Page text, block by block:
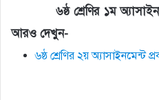
৬ষ্ঠ শ্রেণির ১ম
আরও দেখুন-
৬ষ্ঠ শ্রেণির ২য়